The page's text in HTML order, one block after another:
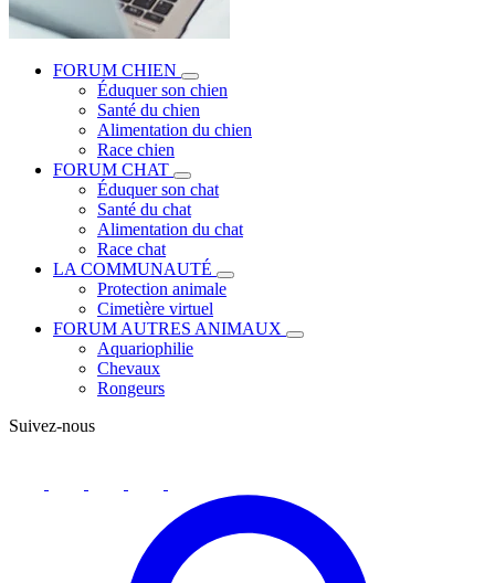
FORUM CHIEN
Éduquer son chien
Santé du chien
Alimentation du chien
Race chien
FORUM CHAT
Éduquer son chat
Santé du chat
Alimentation du chat
Race chat
LA COMMUNAUTÉ
Protection animale
Cimetière virtuel
FORUM AUTRES ANIMAUX
Aquariophilie
Chevaux
Rongeurs
Suivez-nous